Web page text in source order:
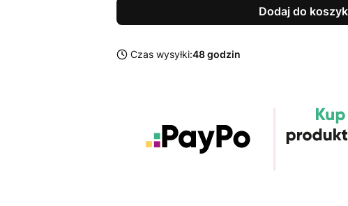
Dodaj do
Czas wysyłki:48 godzin